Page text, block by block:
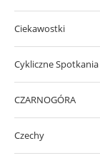
Ciekawostki
Cykliczne
CZARNOGÓRA
Czechy